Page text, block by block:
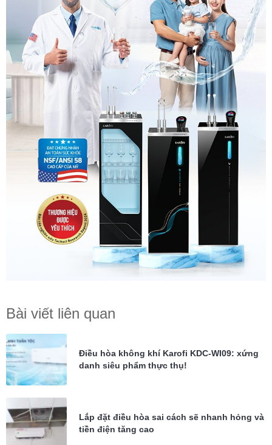
Bài viết liên quan
Điều hòa không khí Karofi KDC-WI09: xứng
danh siêu phẩm thực thụ!
Lắp đặt điều hòa sai cách sẽ nhanh hỏng và
tiền điện tăng cao